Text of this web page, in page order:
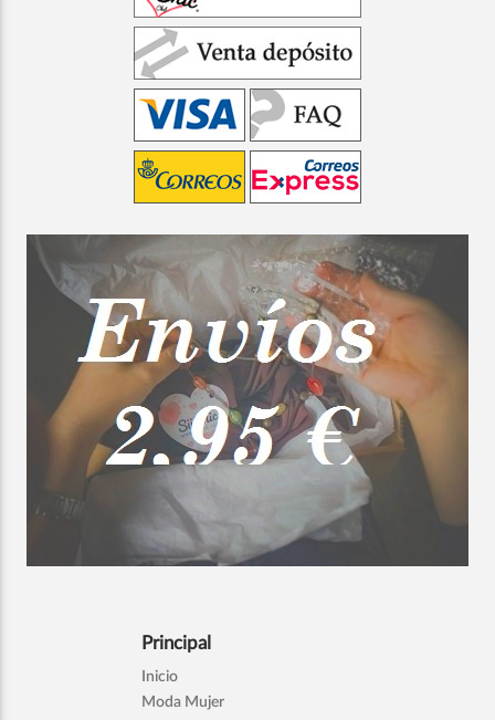
Principal
Inicio
Moda Mujer